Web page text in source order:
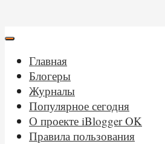
Главная
Блогеры
Журналы
Популярное сегодня
О проекте iBlogger OK
Правила пользования